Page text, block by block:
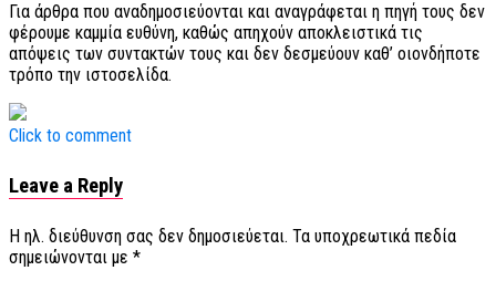
Για άρθρα που αναδημοσιεύονται και αναγράφεται η πηγή τους δεν
φέρουμε καμμία ευθύνη, καθώς απηχούν αποκλειστικά τις
απόψεις των συντακτών τους και δεν δεσμεύουν καθ’ οιονδήποτε
τρόπο την ιστοσελίδα.
Click to comment
Leave a Reply
Η ηλ. διεύθυνση σας δεν δημοσιεύεται. Τα υποχρεωτικά πεδία
σημειώνονται με *